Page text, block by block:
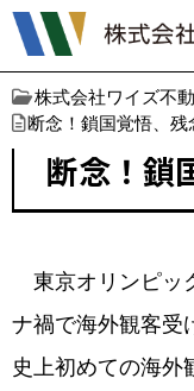
株式会社ワイズ不
断念！鎖国覚悟、残
断念！鎖
東京オリンピッ
ナ禍で海外観客受
史上初めての海外